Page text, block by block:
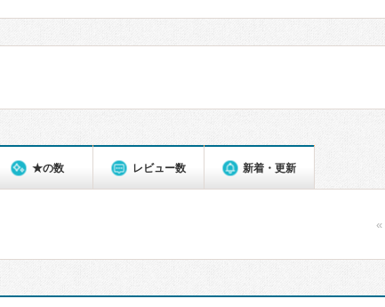
★の数 レビュー数 新着・更新